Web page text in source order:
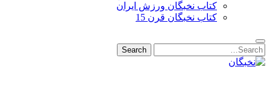
کتاب نخبگان ورزش ایران
کتاب نخبگان قرن 15
Search
for:
Search